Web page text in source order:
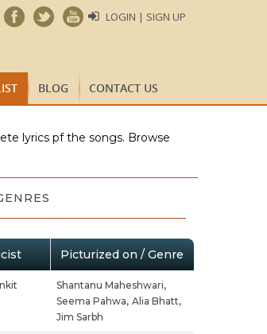
LOGIN | SIGN UP
BLOG CONTACT US
lyrics pf the songs. Browse
Picturized on / Genre
Shantanu Maheshwari,
Seema Pahwa, Alia Bhatt,
Jim Sarbh